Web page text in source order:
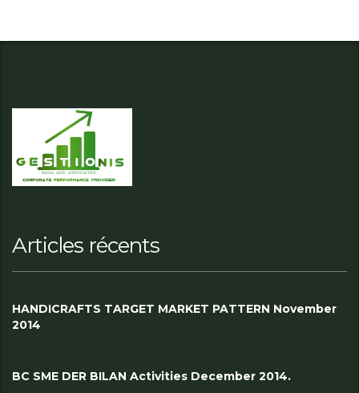
Articles récents
HANDICRAFTS TARGET MARKET PATTERN November
2014
BC SME DER BILAN Activities December 2014.